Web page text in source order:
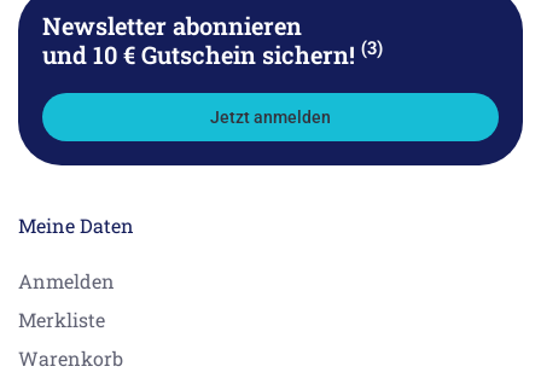
Newsletter abonnieren
und 10 € Gutschein sichern! (3)
Jetzt anmelden
Meine Daten
Anmelden
Merkliste
Warenkorb